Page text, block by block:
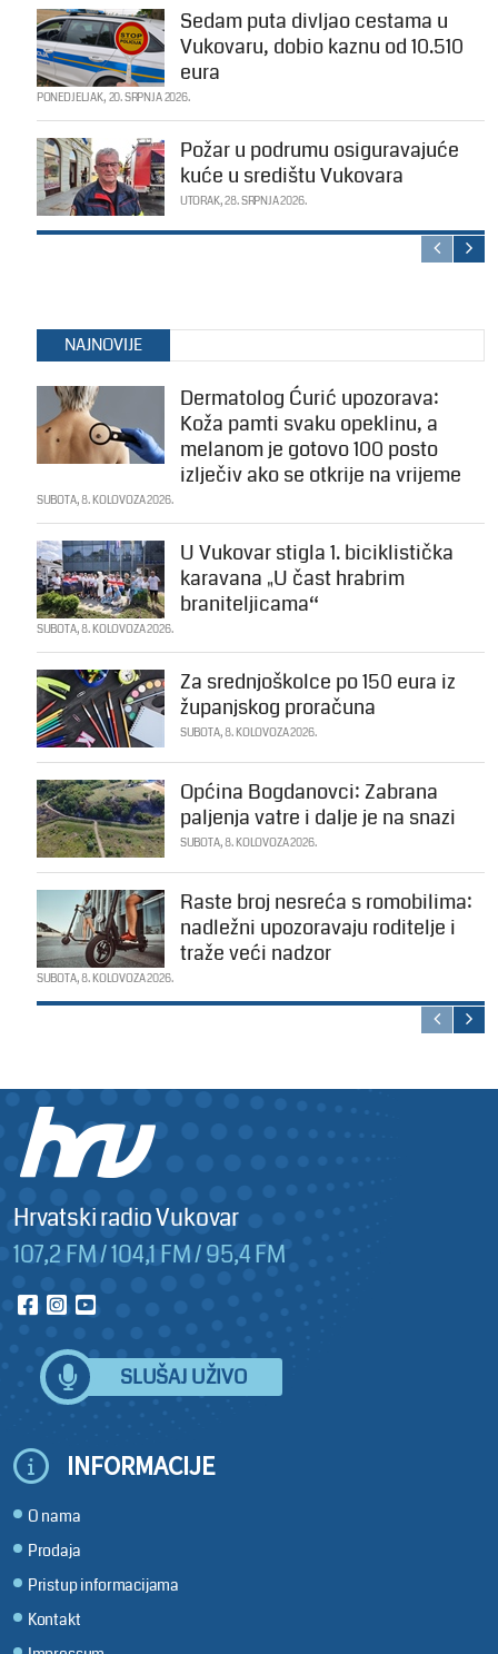
Sedam puta divljao cestama u
Vukovaru, dobio kaznu od 10.510
eura
PONEDJELJAK, 20. SRPNJA 2026.
Požar u podrumu osiguravajuće
kuće u središtu Vukovara
UTORAK, 28. SRPNJA 2026.
NAJNOVIJE
Dermatolog Ćurić upozorava:
Koža pamti svaku opeklinu, a
melanom je gotovo 100 posto
izlječiv ako se otkrije na vrijeme
SUBOTA, 8. KOLOVOZA 2026.
U Vukovar stigla 1. biciklistička
karavana „U čast hrabrim
braniteljicama“
SUBOTA, 8. KOLOVOZA 2026.
Za srednjoškolce po 150 eura iz
županjskog proračuna
SUBOTA, 8. KOLOVOZA 2026.
Općina Bogdanovci: Zabrana
paljenja vatre i dalje je na snazi
SUBOTA, 8. KOLOVOZA 2026.
Raste broj nesreća s romobilima:
nadležni upozoravaju roditelje i
traže veći nadzor
SUBOTA, 8. KOLOVOZA 2026.
Hrvatski radio Vukovar
107,2 FM / 104,1 FM / 95,4 FM
SLUŠAJ UŽIVO
INFORMACIJE
O nama
Prodaja
Pristup informacijama
Kontakt